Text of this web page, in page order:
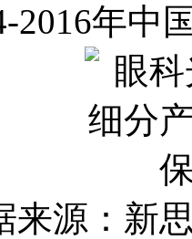
2016年中
来源：新